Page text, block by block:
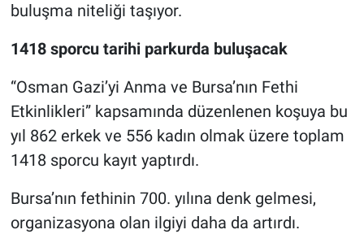
buluşma niteliği taşıyor.
1418 sporcu tarihi parkurda buluşacak
“Osman Gazi’yi Anma ve Bursa’nın Fethi
Etkinlikleri” kapsamında düzenlenen koşuya bu
yıl 862 erkek ve 556 kadın olmak üzere toplam
1418 sporcu kayıt yaptırdı.
Bursa’nın fethinin 700. yılına denk gelmesi,
organizasyona olan ilgiyi daha da artırdı.